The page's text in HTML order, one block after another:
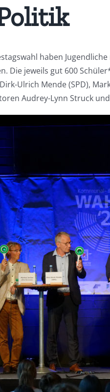
haben
Die jeweils gut 600
Ulrich Mende (SPD),
Audrey-Lynn Struck